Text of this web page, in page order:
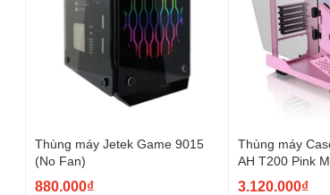
Thùng máy Jetek Game 9015
(No Fan)
880.000₫
Thùng máy
AH T200 Pink
(Hồng) (CA-
3.120.000₫